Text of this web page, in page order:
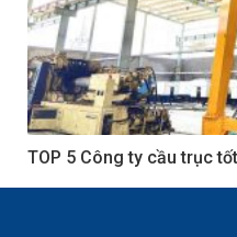
TOP 5 Công ty cầu trục